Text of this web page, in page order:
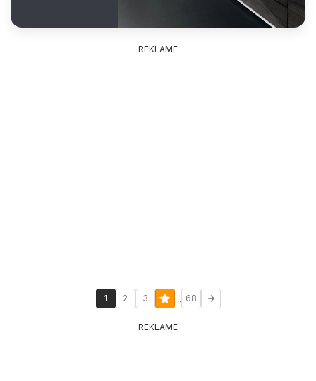
REKLAME
1 2 3 ... 68
REKLAME